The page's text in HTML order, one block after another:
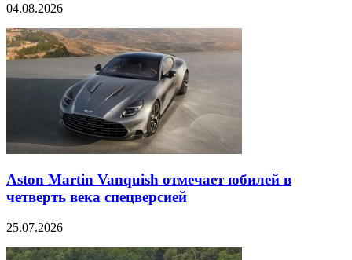
04.08.2026
Aston Martin Vanquish отмечает юбилей в
четверть века спецверсией
25.07.2026